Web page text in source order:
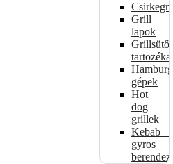
Grill
lapok
Grillsütők
tartozékai
gépek
Hot
dog
grillek
Kebab –
gyros